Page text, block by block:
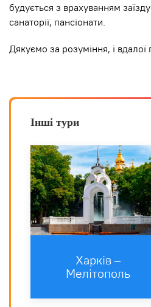
будується з врахуванням
санаторії, пансіонати.
Дякуємо за розуміння, і
Інші тури
Харкiв –
Мелітополь